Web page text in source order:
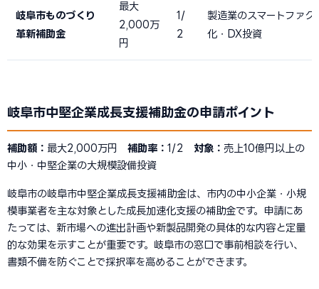
岐阜市ものづくり
革新補助金
最大
2,000万
円
1/
2
製造業のスマートファク
化・DX投資
岐阜市中堅企業成長支援補助金の申請ポイント
補助額： 最大2,000万円 補助率： 1/2 対象： 売上10億円以上の
中小・中堅企業の大規模設備投資
岐阜市の岐阜市中堅企業成長支援補助金は、市内の中小企業・小規
模事業者を主な対象とした成長加速化支援の補助金です。申請にあ
たっては、新市場への進出計画や新製品開発の具体的な内容と定量
的な効果を示すことが重要です。岐阜市の窓口で事前相談を行い、
書類不備を防ぐことで採択率を高めることができます。